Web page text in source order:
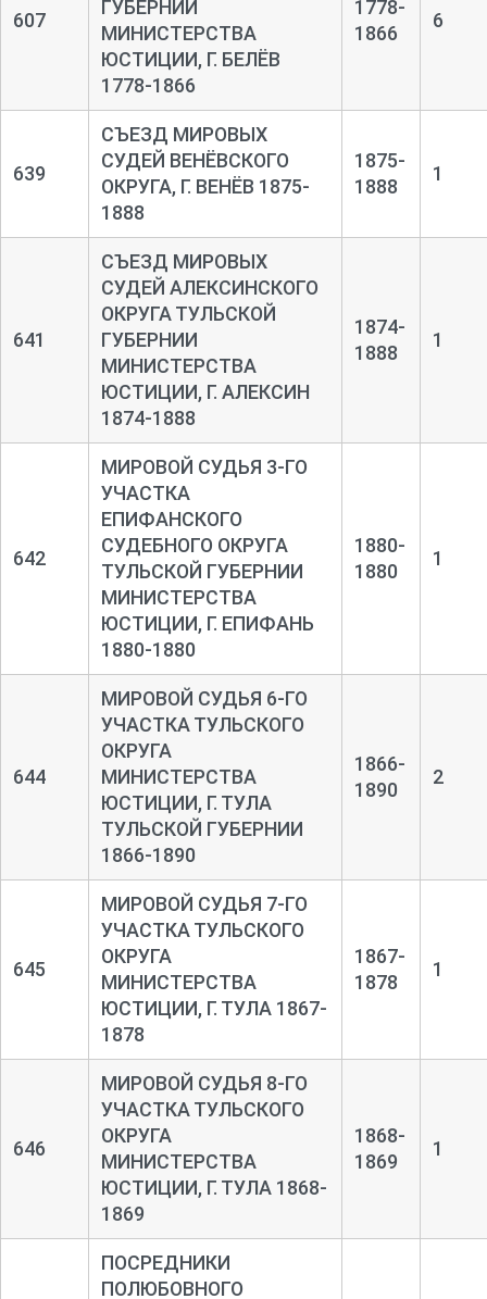
607
ГУБЕРНИИ
МИНИСТЕРСТВА
ЮСТИЦИИ, Г. БЕЛЁВ
1778-1866
1778-
1866
6
639
СЪЕЗД МИРОВЫХ
СУДЕЙ ВЕНЁВСКОГО
ОКРУГА, Г. ВЕНЁВ 1875-
1888
1875-
1888
1
641
СЪЕЗД МИРОВЫХ
СУДЕЙ АЛЕКСИНСКОГО
ОКРУГА ТУЛЬСКОЙ
ГУБЕРНИИ
МИНИСТЕРСТВА
ЮСТИЦИИ, Г. АЛЕКСИН
1874-1888
1874-
1888
1
642
МИРОВОЙ СУДЬЯ 3-ГО
УЧАСТКА
ЕПИФАНСКОГО
СУДЕБНОГО ОКРУГА
ТУЛЬСКОЙ ГУБЕРНИИ
МИНИСТЕРСТВА
ЮСТИЦИИ, Г. ЕПИФАНЬ
1880-1880
1880-
1880
1
644
МИРОВОЙ СУДЬЯ 6-ГО
УЧАСТКА ТУЛЬСКОГО
ОКРУГА
МИНИСТЕРСТВА
ЮСТИЦИИ, Г. ТУЛА
ТУЛЬСКОЙ ГУБЕРНИИ
1866-1890
1866-
1890
2
645
МИРОВОЙ СУДЬЯ 7-ГО
УЧАСТКА ТУЛЬСКОГО
ОКРУГА
МИНИСТЕРСТВА
ЮСТИЦИИ, Г. ТУЛА 1867-
1878
1867-
1878
1
646
МИРОВОЙ СУДЬЯ 8-ГО
УЧАСТКА ТУЛЬСКОГО
ОКРУГА
МИНИСТЕРСТВА
ЮСТИЦИИ, Г. ТУЛА 1868-
1869
1868-
1869
1
ПОСРЕДНИКИ
ПОЛЮБОВНОГО